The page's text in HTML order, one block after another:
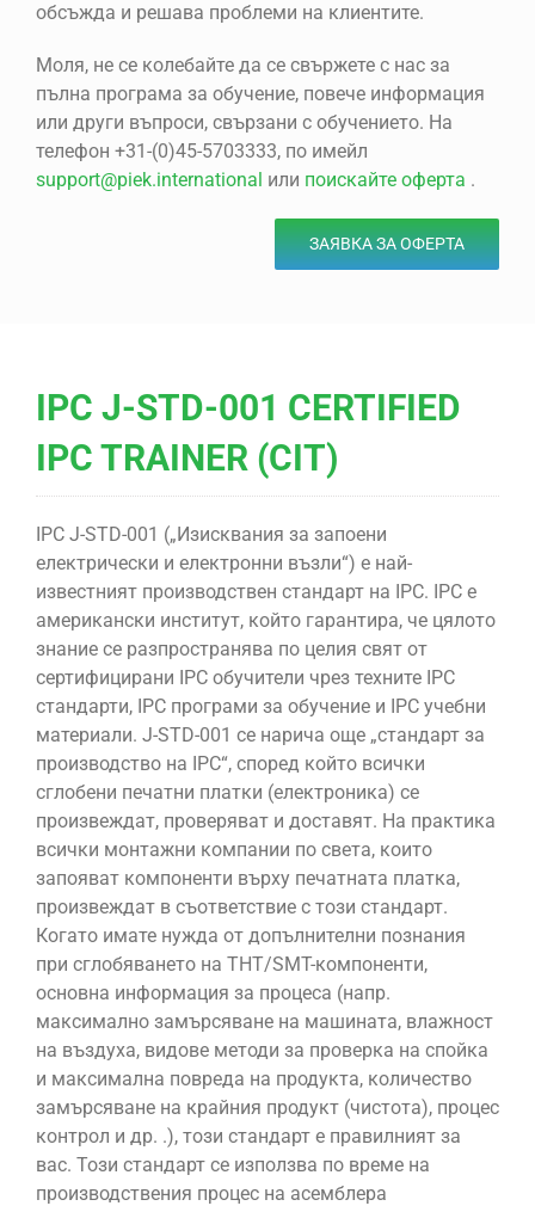
обсъжда и решава проблеми на клиентите.
Моля, не се колебайте да се свържете с нас за
пълна програма за обучение, повече информация
или други въпроси, свързани с обучението. На
телефон +31-(0)45-5703333, по имейл
support@piek.international или поискайте оферта .
ЗАЯВКА ЗА ОФЕРТА
IPC J-STD-001 CERTIFIED
IPC TRAINER (CIT)
IPC J-STD-001 („Изисквания за запоени
електрически и електронни възли“) е най-
известният производствен стандарт на IPC. IPC е
американски институт, който гарантира, че цялото
знание се разпространява по целия свят от
сертифицирани IPC обучители чрез техните IPC
стандарти, IPC програми за обучение и IPC учебни
материали. J-STD-001 се нарича още „стандарт за
производство на IPC“, според който всички
сглобени печатни платки (електроника) се
произвеждат, проверяват и доставят. На практика
всички монтажни компании по света, които
запояват компоненти върху печатната платка,
произвеждат в съответствие с този стандарт.
Когато имате нужда от допълнителни познания
при сглобяването на THT/SMT-компоненти,
основна информация за процеса (напр.
максимално замърсяване на машината, влажност
на въздуха, видове методи за проверка на спойка
и максимална повреда на продукта, количество
замърсяване на крайния продукт (чистота), процес
контрол и др. .), този стандарт е правилният за
вас. Този стандарт се използва по време на
производствения процес на асемблера